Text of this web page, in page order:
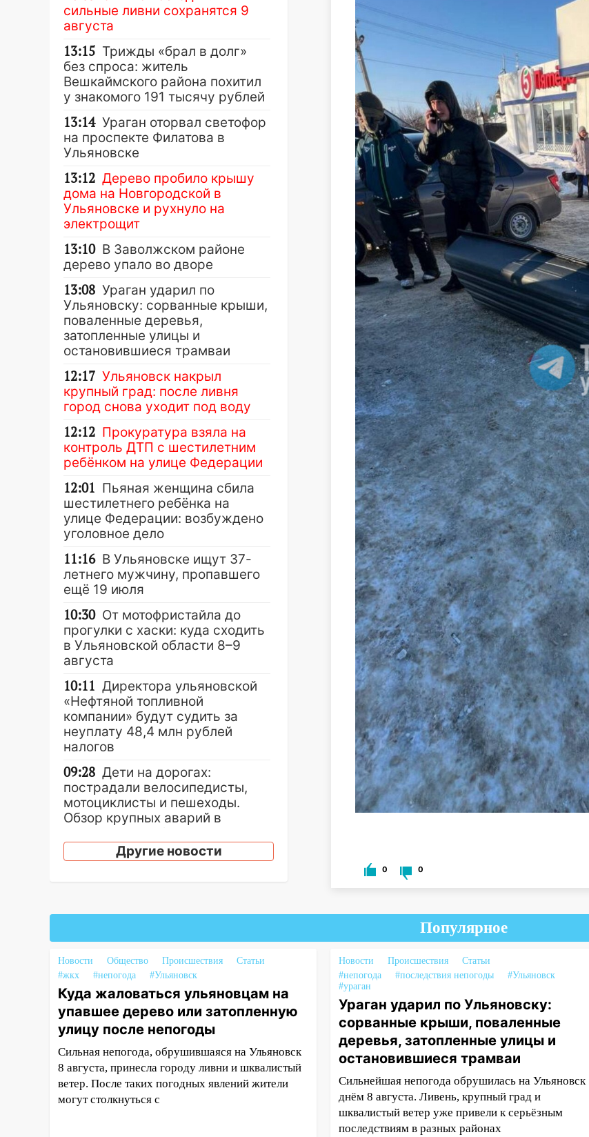
0 0
сильные ливни сохранятся 9
августа
13:15 Трижды «брал в долг»
без спроса: житель
Вешкаймского района похитил
у знакомого 191 тысячу рублей
13:14 Ураган оторвал светофор
на проспекте Филатова в
Ульяновске
13:12 Дерево пробило крышу
дома на Новгородской в
Ульяновске и рухнуло на
электрощит
13:10 В Заволжском районе
дерево упало во дворе
13:08 Ураган ударил по
Ульяновску: сорванные крыши,
поваленные деревья,
затопленные улицы и
остановившиеся трамваи
12:17 Ульяновск накрыл
крупный град: после ливня
город снова уходит под воду
12:12 Прокуратура взяла на
контроль ДТП с шестилетним
ребёнком на улице Федерации
12:01 Пьяная женщина сбила
шестилетнего ребёнка на
улице Федерации: возбуждено
уголовное дело
11:16 В Ульяновске ищут 37-
летнего мужчину, пропавшего
ещё 19 июля
10:30 От мотофристайла до
прогулки с хаски: куда сходить
в Ульяновской области 8–9
августа
10:11 Директора ульяновской
«Нефтяной топливной
компании» будут судить за
неуплату 48,4 млн рублей
налогов
09:28 Дети на дорогах:
пострадали велосипедисты,
мотоциклисты и пешеходы.
Обзор крупных аварий в
08:30 Поджог со свечой, 16
07:50 Какая погоды будет днем
06:45
Императорский мост в
Ульяновске останется
закрытым до утра 10 августа
05:18 Судьба готовит сюрприз:
гороскоп на 8 августа — кому
повезет с деньгами, а кого
ждет неожиданная встреча
04:47 В Ульяновской области
объявили ракетную опасность:
Другие новости
Популярное
Новости Общество Происшествия
Статьи
#жкх
#непогода #Ульяновск
Куда жаловаться ульяновцам на
упавшее дерево или затопленную
улицу после непогоды
Сильная непогода, обрушившаяся на Ульяновск
8 августа, принесла городу ливни и шквалистый
ветер. После таких погодных явлений жители
могут столкнуться с
Новости Происшествия
Статьи
#непогода
#последствия непогоды
#Ульяновск
#ураган
Ураган ударил по Ульяновску:
сорванные крыши, поваленные
деревья, затопленные улицы и
остановившиеся трамваи
Сильнейшая непогода обрушилась на Ульяновск
днём 8 августа. Ливень, крупный град и
шквалистый ветер уже привели к серьёзным
последствиям в разных районах